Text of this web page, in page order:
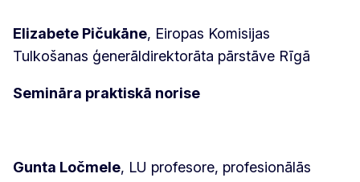
Elizabete Pičukāne, Eiropas Komisijas
Tulkošanas ģenerāldirektorāta pārstāve Rīgā
Semināra praktiskā norise
Gunta Ločmele, LU profesore, profesionālās